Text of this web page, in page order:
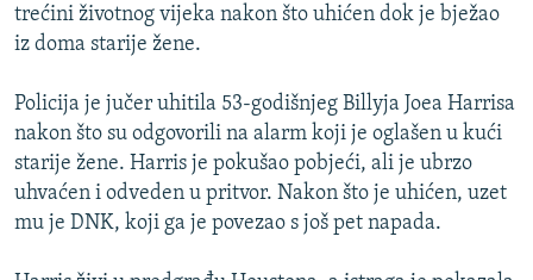
INFOGRAFIKE
KINA NA BALKANU
RSE PRIČE IZ SVIJETA
ISPRIČAJ MI
DNEVNO@RSE
SPECIJALI RSE
VIŠE OD NASLOVA
GENOCID U SREBRENICI
trećini životnog vijeka nakon što uhićen dok je bježao
iz doma starije žene.
Policija je jučer uhitila 53-godišnjeg Billyja Joea Harrisa
nakon što su odgovorili na alarm koji je oglašen u kući
starije žene. Harris je pokušao pobjeći, ali je ubrzo
uhvaćen i odveden u pritvor. Nakon što je uhićen, uzet
mu je DNK, koji ga je povezao s još pet napada.